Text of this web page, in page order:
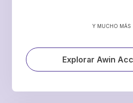
Y MUCHO MÁS
Explorar Awin